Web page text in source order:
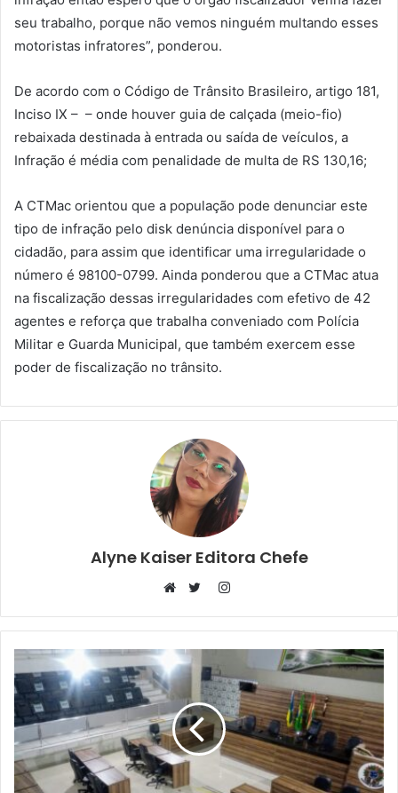
seu trabalho, porque não vemos ninguém multando esses
motoristas infratores”, ponderou.
De acordo com o Código de Trânsito Brasileiro, artigo 181,
Inciso IX – – onde houver guia de calçada (meio-fio)
rebaixada destinada à entrada ou saída de veículos, a
Infração é média com penalidade de multa de RS 130,16;
A CTMac orientou que a população pode denunciar este
tipo de infração pelo disk denúncia disponível para o
cidadão, para assim que identificar uma irregularidade o
número é 98100-0799. Ainda ponderou que a CTMac atua
na fiscalização dessas irregularidades com efetivo de 42
agentes e reforça que trabalha conveniado com Polícia
Militar e Guarda Municipal, que também exercem esse
poder de fiscalização no trânsito.
Alyne Kaiser Editora Chefe
Instagram